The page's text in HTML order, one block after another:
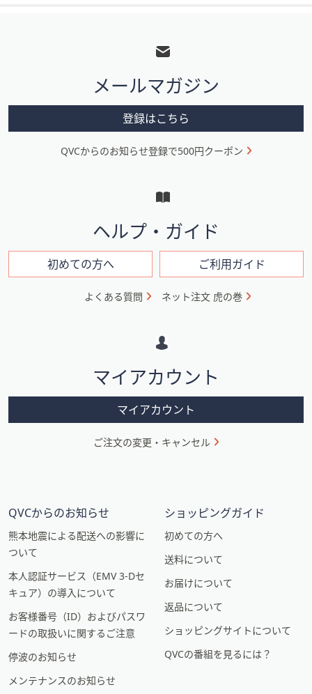
メ
ニ
ン
ン
メールマガジン
登録はこちら
QVCからのお知らせ登録で500円クーポン
ヘルプ・ガイド
初めての方へ ご利用ガイド
よくある質問 ネット注文 虎の巻
マイアカウント
マイアカウント
ご注文の変更・キャンセル
QVCからのお知らせ
熊本地震による配送への影響に
ついて
本人認証サービス（EMV 3-Dセ
キュア）の導入について
お客様番号（ID）およびパスワ
ードの取扱いに関するご注意
停波のお知らせ
メンテナンスのお知らせ
ショッピングガイド
初めての方へ
送料について
お届けについて
返品について
ショッピングサイトについて
QVCの番組を見るには？